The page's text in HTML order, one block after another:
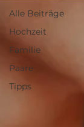
Alle Beiträge
Hochzeit
Familie
Paare
Tipps